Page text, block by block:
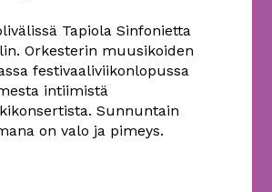
Tapiola Sinfonietta
Orkesterin muusikoiden
festivaaliviikonlopussa
intiimistä
Sunnuntain
on valo ja pimeys.